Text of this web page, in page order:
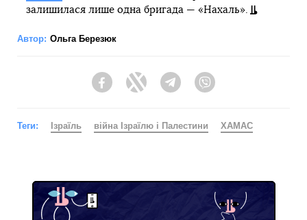
залишилася лише одна бригада — «Нахаль».
Автор: Ольга Березюк
FacebookTwitter Telegram
Теги: Ізраїль війна Ізраїлю і Палестини ХАМАС